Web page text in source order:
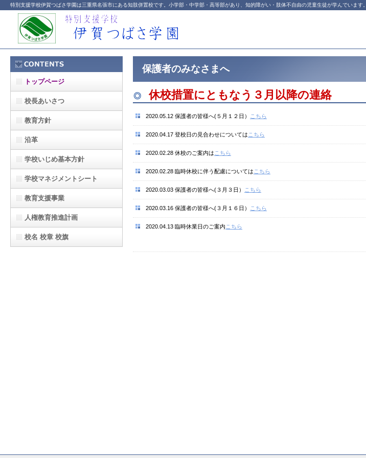
特別支援学校伊賀つばさ学園は三重県名張市にある知肢併置校です。小学部・中学部・高等部があり、知的障がい・肢体不自由の児童生徒が学んでいます。
保護者のみなさまへ
◎休校措置にともなう３月以降の連絡
2020.05.12 保護者の皆様へ(５月１２日） こちら
2020.04.17 登校日の見合わせについては こちら
2020.02.28 休校のご案内は こちら
2020.02.28 臨時休校に伴う配慮については こちら
2020.03.03 保護者の皆様へ(３月３日） こちら
2020.03.16 保護者の皆様へ(３月１６日） こちら
2020.04.13 臨時休業日のご案内 こちら
トップページ
校長あいさつ
教育方針
沿革
学校いじめ基本方針
学校マネジメントシート
教育支援事業
人権教育推進計画
校名 校章 校旗